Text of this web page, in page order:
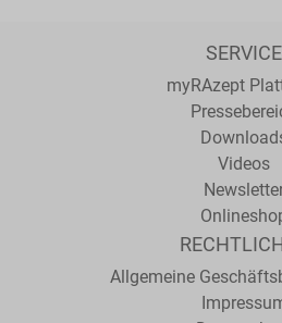
SERVICE
myRAzept
Videos
Allgemeine